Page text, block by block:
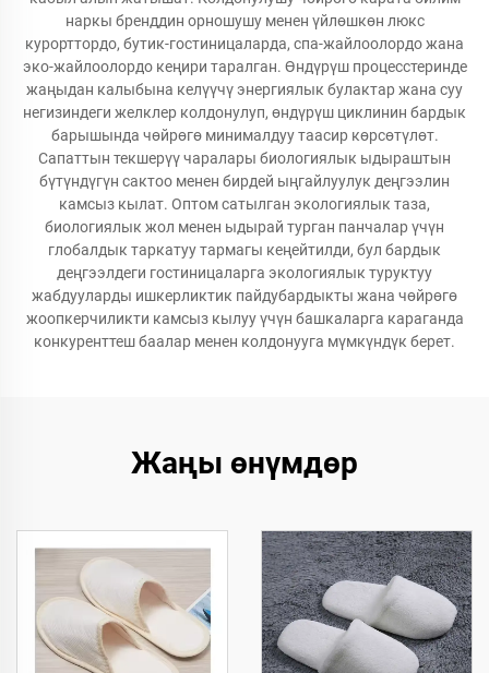
наркы бренддин орношушу менен үйлөшкөн люкс
курорттордо, бутик-гостиницаларда, спа-жайлоолордо жана
эко-жайлоолордо кеңири таралган. Өндүрүш процесстеринде
жаңыдан калыбына келүүчү энергиялык булактар жана суу
негизиндеги желклер колдонулуп, өндүрүш циклинин бардык
барышында чөйрөгө минималдуу таасир көрсөтүлөт.
Сапаттын текшерүү чаралары биологиялык ыдыраштын
бүтүндүгүн сактоо менен бирдей ыңгайлуулук деңгээлин
камсыз кылат. Оптом сатылган экологиялык таза,
биологиялык жол менен ыдырай турган панчалар үчүн
глобалдык таркатуу тармагы кеңейтилди, бул бардык
деңгээлдеги гостиницаларга экологиялык туруктуу
жабдууларды ишкерликтик пайдубардыкты жана чөйрөгө
жоопкерчиликти камсыз кылуу үчүн башкаларга караганда
конкуренттеш баалар менен колдонууга мүмкүндүк берет.
Жаңы өнүмдөр